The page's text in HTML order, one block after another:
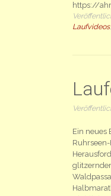
https://
Laufvideos,
Ein neues